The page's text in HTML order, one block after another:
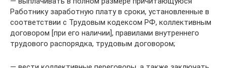
Работнику заработную плату в сроки, установленные в
соответствии с Трудовым кодексом РФ, коллективным
договором [при его наличии], правилами внутреннего
трудового распорядка, трудовым договором;